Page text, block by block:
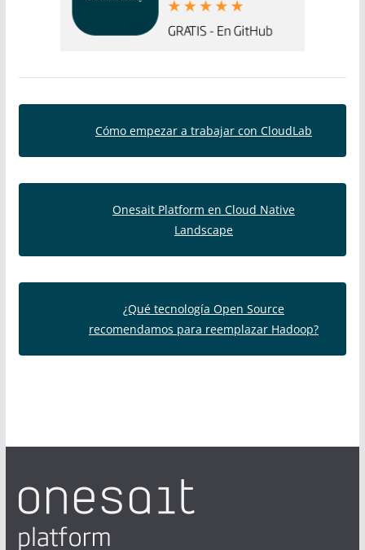
Cómo empezar a trabajar con CloudLab
Onesait Platform en Cloud Native
Landscape
¿Qué tecnología Open Source
recomendamos para reemplazar Hadoop?